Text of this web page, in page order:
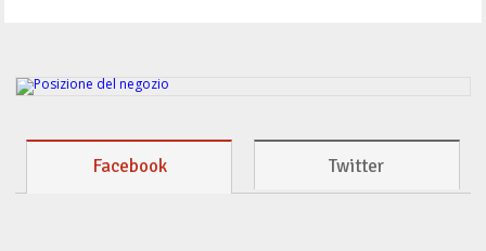
Facebook Twitter